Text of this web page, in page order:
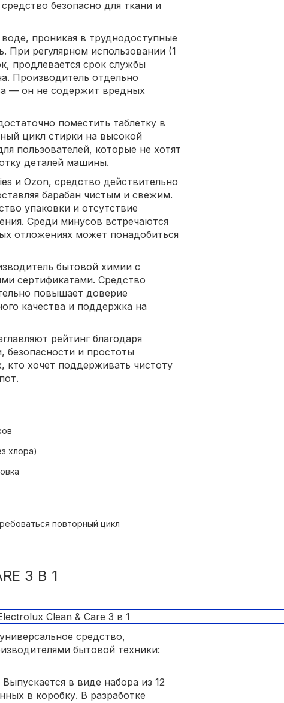
безопасно для ткани и
проникая в труднодоступные
При регулярном использовании (1
продлевается срок службы
Производитель отдельно
— он не содержит вредных
поместить таблетку в
цикл стирки на высокой
пользователей, которые не хотят
деталей машины.
и Ozon, средство действительно
барабан чистым и свежим.
упаковки и отсутствие
Среди минусов встречаются
отложениях может понадобиться
бытовой химии с
сертификатами. Средство
повышает доверие
качества и поддержка на
рейтинг благодаря
безопасности и простоты
кто хочет поддерживать чистоту
хлора)
повторный цикл
3 В 1
средство,
бытовой техники:
в виде набора из 12
в коробку. В разработке